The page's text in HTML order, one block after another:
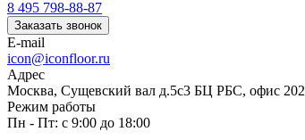
8 495 798-88-87
Заказать звонок
E-mail
icon@iconfloor.ru
Адрес
Москва, Сущевский вал д.5с3 БЦ РБС, офис 202
Режим работы
Пн - Пт: с 9:00 до 18:00